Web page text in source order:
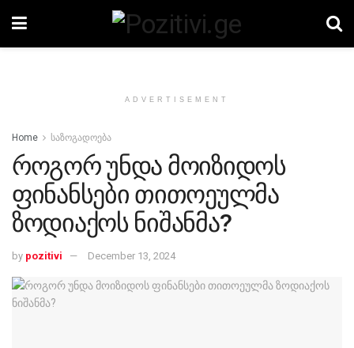
ADVERTISEMENT
Home საზოგადოება
როგორ უნდა მოიზიდოს
ფინანსები თითოეულმა
ზოდიაქოს ნიშანმა?
by pozitivi December 13, 2024